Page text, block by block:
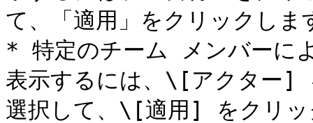
て、「適用」をクリックしま
* 特定のチーム メンバーに
表示するには、\[アクター]
選択して、\[適用] をクリッ